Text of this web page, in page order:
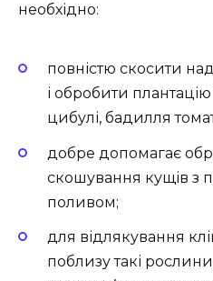
необхідно:
повністю скосити
і обробити
цибулі, бадилля
добре допомагає
скошування кущів
поливом;
для відлякування
поблизу такі